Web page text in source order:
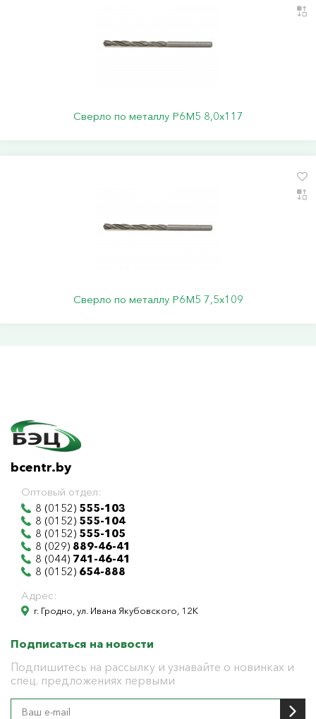
Сверло по металлу Р6М5 8,0х117
Сверло по металлу Р6М5 7,5х109
bcentr.by
Оптовый отдел:
8 (0152) 555-103
8 (0152) 555-104
8 (0152) 555-105
8 (029) 889-46-41
8 (044) 741-46-41
8 (0152) 654-888
Адрес:
г. Гродно, ул. Ивана Якубовского, 12К
Подписаться на новости
Подпишитесь на рассылку и узнавайте о новинках и
спец. предложениях первыми